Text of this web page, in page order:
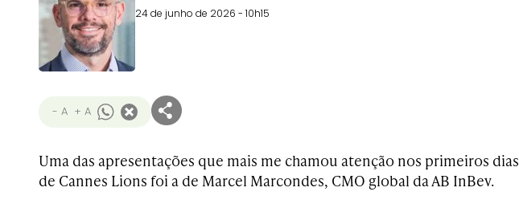
24 de junho de 2026 - 10h15
- A + A
Uma das apresentações que mais me chamou atenção nos primeiros dias
de Cannes Lions foi a de Marcel Marcondes, CMO global da AB InBev.